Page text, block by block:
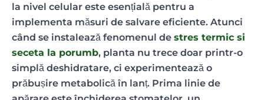
la nivel celular este esențială pentru a
implementa măsuri de salvare eficiente. Atunci
când se instalează fenomenul de stres termic si
seceta la porumb, planta nu trece doar printr-o
simplă deshidratare, ci experimentează o
prăbușire metabolică în lanț. Prima linie de